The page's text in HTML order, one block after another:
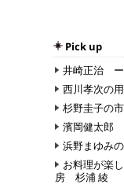
Pick up
井崎正治 ー
西川孝次の
杉野圭子の
濱岡健太郎
浜野まゆみ
お料理が楽
房 杉浦 綾